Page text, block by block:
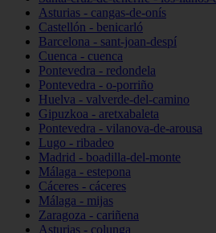
Asturias - cangas-de-onís
Castellón - benicarló
Barcelona - sant-joan-despí
Cuenca - cuenca
Pontevedra - redondela
Pontevedra - o-porriño
Huelva - valverde-del-camino
Gipuzkoa - aretxabaleta
Pontevedra - vilanova-de-arousa
Lugo - ribadeo
Madrid - boadilla-del-monte
Málaga - estepona
Cáceres - cáceres
Málaga - mijas
Zaragoza - cariñena
Asturias - colunga